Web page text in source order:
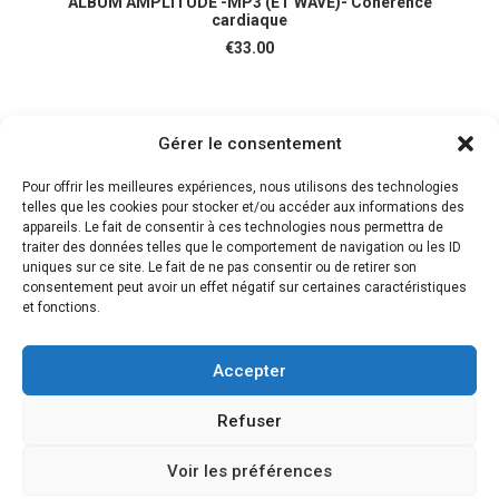
Gérer le consentement
Pour offrir les meilleures expériences, nous utilisons des technologies
telles que les cookies pour stocker et/ou accéder aux informations des
appareils. Le fait de consentir à ces technologies nous permettra de
traiter des données telles que le comportement de navigation ou les ID
uniques sur ce site. Le fait de ne pas consentir ou de retirer son
consentement peut avoir un effet négatif sur certaines caractéristiques
et fonctions.
Accepter
Refuser
Voir les préférences
cardiaque
€33.00
© 2018 Des musiques pour guérir | Tous droits réservés. |Mentions légales et
CGV